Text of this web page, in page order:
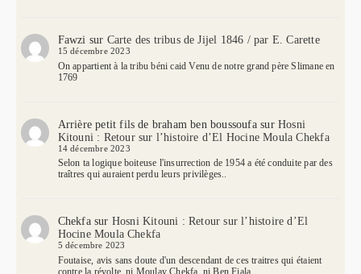
Fawzi sur Carte des tribus de Jijel 1846 / par E. Carette
15 décembre 2023
On appartient à la tribu béni caid Venu de notre grand père Slimane en
1769
Arrière petit fils de braham ben boussoufasur Hosni
Kitouni : Retour sur l’histoire d’El Hocine Moula Chekfa
14 décembre 2023
Selon ta logique boiteuse l'insurrection de 1954 a été conduite par des
traîtres qui auraient perdu leurs privilèges..
Chekfasur Hosni Kitouni : Retour sur l’histoire d’El
Hocine Moula Chekfa
5 décembre 2023
Foutaise, avis sans doute d'un descendant de ces traitres qui étaient
contre la révolte, ni Moulay Chekfa, ni Ben Fiala,…